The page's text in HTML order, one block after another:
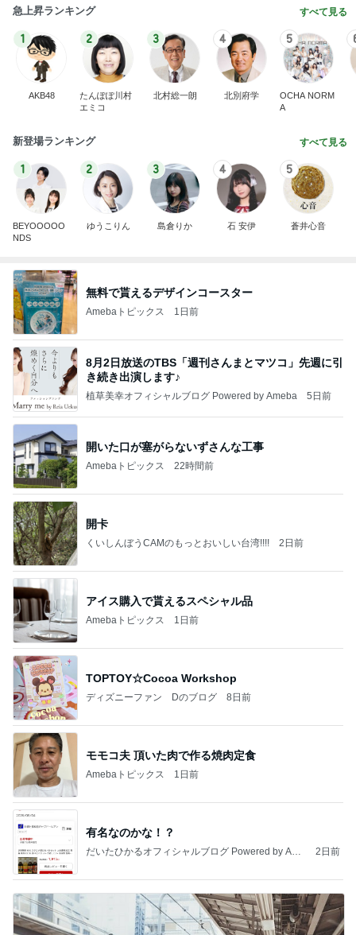
急上昇ランキング すべて見る
1
AKB48
2
たんぽぽ川村
エミコ
3
北村総一朗
4
北別府学
5
OCHA NORM
A
新登場ランキング すべて見る
1
BEYOOOOO
NDS
2
ゆうこりん
3
島倉りか
4
石 安伊
5
蒼井心音
無料で貰えるデザインコースター
Amebaトピックス 1日前
8月2日放送のTBS「週刊さんまとマツコ」先週に引
き続き出演します♪
植草美幸オフィシャルブログ Powered by Ameba 5日前
開いた口が塞がらないずさんな工事
Amebaトピックス 22時間前
開卡
くいしんぼうCAMのもっとおいしい台湾!!!! 2日前
アイス購入で貰えるスペシャル品
Amebaトピックス 1日前
TOPTOY☆Cocoa Workshop
ディズニーファン Dのブログ 8日前
モモコ夫 頂いた肉で作る焼肉定食
Amebaトピックス 1日前
有名なのかな！？
だいたひかるオフィシャルブログ Powered by Ame
2日前